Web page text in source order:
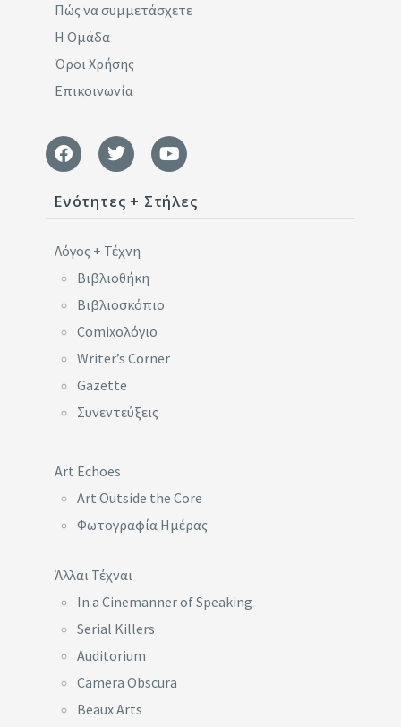
Πώς να συμμετάσχετε
Η Ομάδα
Όροι Χρήσης
Επικοινωνία
Ενότητες + Στήλες
Λόγος + Τέχνη
Βιβλιοθήκη
Βιβλιοσκόπιο
Comixoλόγιο
Writer’s Corner
Gazette
Συνεντεύξεις
Art Echoes
Art Outside the Core
Φωτογραφία Ημέρας
Άλλαι Τέχναι
In a Cinemanner of Speaking
Serial Killers
Auditorium
Camera Obscura
Beaux Arts